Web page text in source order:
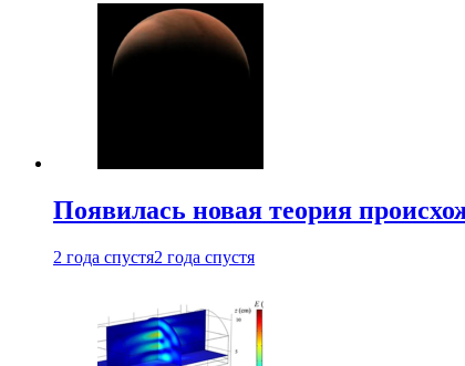
Появилась новая теория
2 года спустя2 года спустя